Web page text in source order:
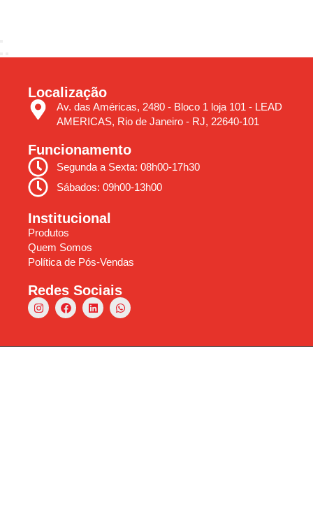
Localização
Av. das Américas, 2480 - Bloco 1 loja 101 - LEAD
AMERICAS, Rio de Janeiro - RJ, 22640-101
Funcionamento
Segunda a Sexta: 08h00-17h30
Sábados: 09h00-13h00
Institucional
Produtos
Quem Somos
Política de Pós-Vendas
Redes Sociais